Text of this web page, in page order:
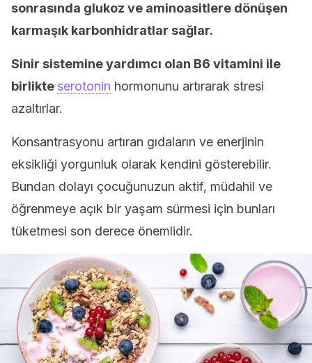
sonrasında glukoz ve aminoasitlere dönüşen
karmaşık karbonhidratlar sağlar.
Sinir sistemine yardımcı olan B6 vitamini ile
birlikte serotonin hormonunu artırarak stresi
azaltırlar.
Konsantrasyonu artıran gıdaların ve enerjinin
eksikliği yorgunluk olarak kendini gösterebilir.
Bundan dolayı çocuğunuzun aktif, müdahil ve
öğrenmeye açık bir yaşam sürmesi için bunları
tüketmesi son derece önemlidir.